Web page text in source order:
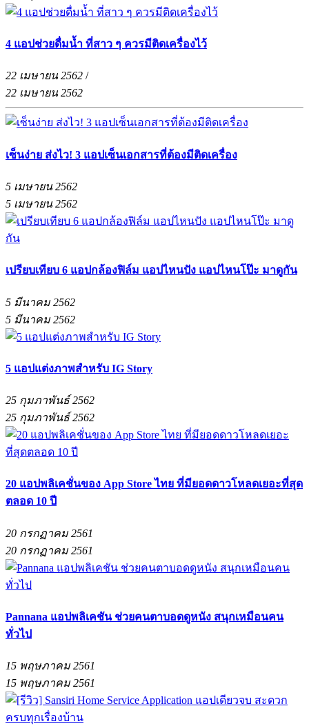
4 แอปช่วยดื่มน้ำ ที่สาว ๆ ควรมีติดเครื่องไว้
22 เมษายน 2562 /
22 เมษายน 2562
เซ็นง่าย ส่งไว! 3 แอปเซ็นเอกสารที่ต้องมีติดเครื่อง
5 เมษายน 2562
5 เมษายน 2562
เปรียบเทียบ 6 แอปกล้องฟิล์ม แอปไหนปัง แอปไหนโป๊ะ มาดูกัน
5 มีนาคม 2562
5 มีนาคม 2562
5 แอปแต่งภาพสำหรับ IG Story
25 กุมภาพันธ์ 2562
25 กุมภาพันธ์ 2562
20 แอปพลิเคชั่นของ App Store ไทย ที่มียอดดาวโหลดเยอะที่สุด
ตลอด 10 ปี
20 กรกฏาคม 2561
20 กรกฏาคม 2561
Pannana แอปพลิเคชัน ช่วยคนตาบอดดูหนัง สนุกเหมือนคน
ทั่วไป
15 พฤษภาคม 2561
15 พฤษภาคม 2561